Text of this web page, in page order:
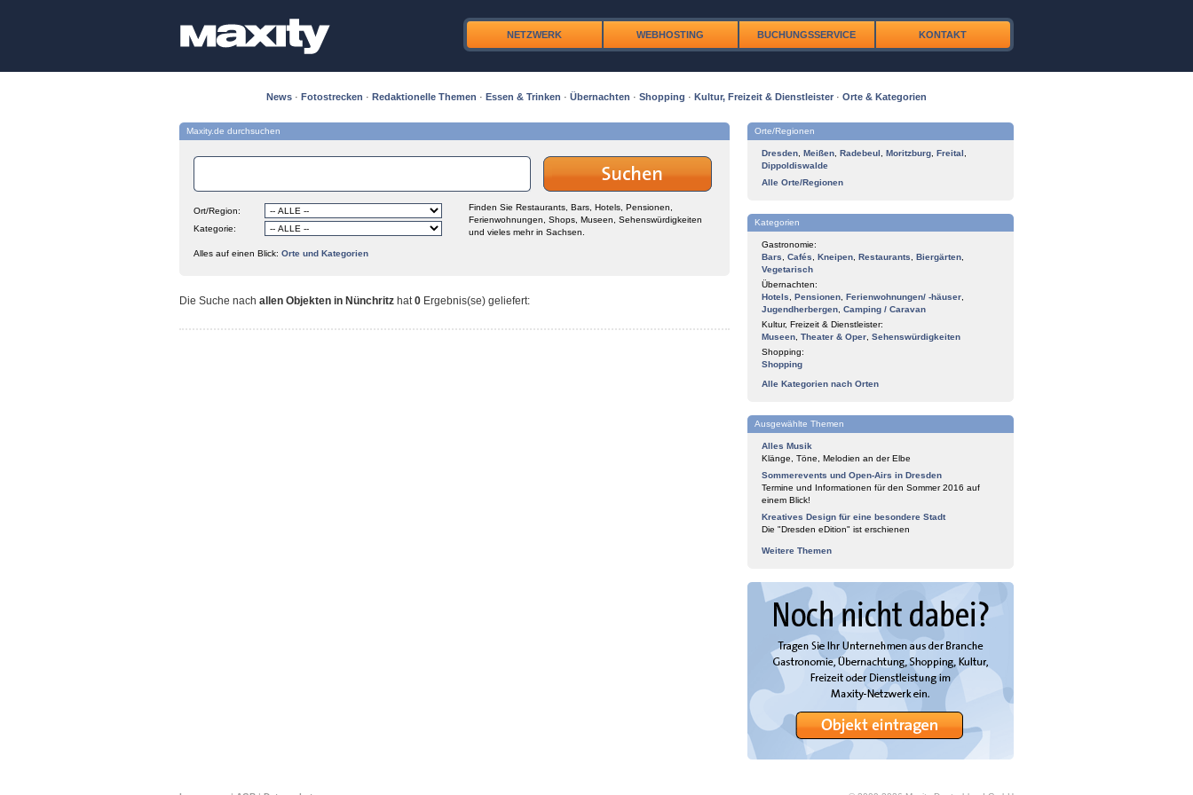
NETZWERK WEBHOSTING BUCHUNGSSERVICE KONTAKT
News · Fotostrecken · Redaktionelle Themen · Essen & Trinken · Übernachten · Shopping · Kultur, Freizeit & Dienstleister · Orte & Kategorien
Maxity.de durchsuchen
Ort/Region:
Kategorie:
Finden Sie Restaurants, Bars, Hotels, Pensionen,
Ferienwohnungen, Shops, Museen, Sehenswürdigkeiten
und vieles mehr in Sachsen.
Alles auf einen Blick: Orte und Kategorien
Die Suche nach allen Objekten in Nünchritz hat0 Ergebnis(se) geliefert:
Orte/Regionen
Dresden Meißen Radebeul Moritzburg Freital
Dippoldiswalde
Alle Orte/Regionen
Kategorien
Gastronomie:
Bars
Cafés Kneipen Restaurants Biergärten
Vegetarisch
Übernachten:
Hotels
Pensionen Ferienwohnungen/ -häuser
Jugendherbergen Camping / Caravan
Kultur, Freizeit & Dienstleister:
Museen Theater & Oper Sehenswürdigkeiten
Shopping:
Shopping
Alle Kategorien nach Orten
Ausgewählte Themen
Alles Musik
Klänge, Töne, Melodien an der Elbe
Sommerevents und Open-Airs in Dresden
Termine und Informationen für den Sommer 2016 auf
einem Blick!
Kreatives Design für eine besondere Stadt
Die "Dresden eDition" ist erschienen
Weitere Themen